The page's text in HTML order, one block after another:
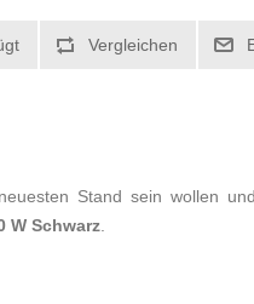
Vergleichen
Stand sein wollen
W Schwarz.